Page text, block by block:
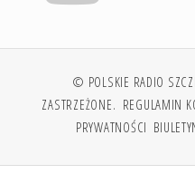
© POLSKIE RADIO
ZASTRZEŻONE. REGULAMIN
PRYWATNOŚCI